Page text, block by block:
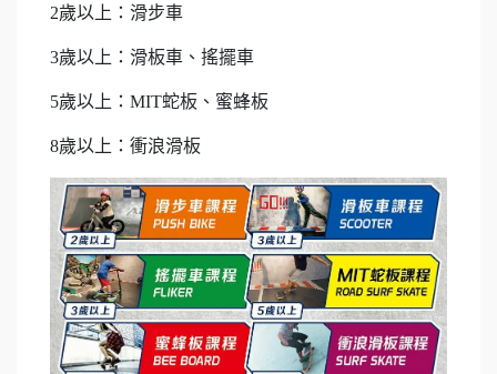
2歲以上：滑步車
3歲以上：滑板車、搖擺車
5歲以上：MIT蛇板、蜜蜂板
8歲以上：衝浪滑板